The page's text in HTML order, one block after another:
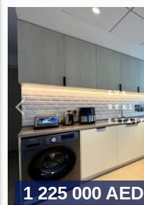
1 225 000 AED